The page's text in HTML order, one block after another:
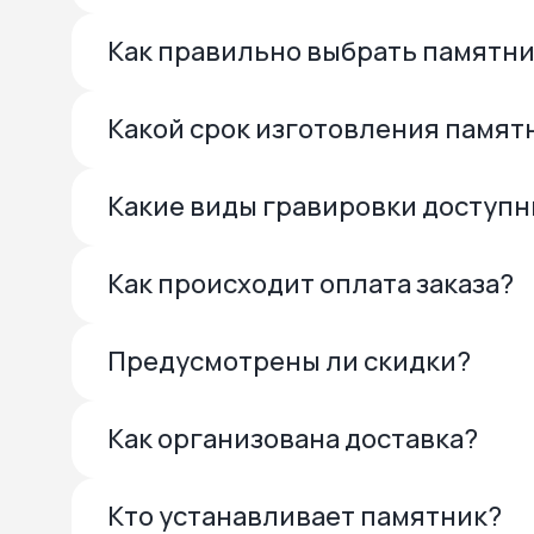
Как правильно выбрать
Какой срок изготовления
Какие виды гравировки
Как происходит оплата заказа?
Предусмотрены ли скидки?
Как организована доставка?
Кто устанавливает памятник?